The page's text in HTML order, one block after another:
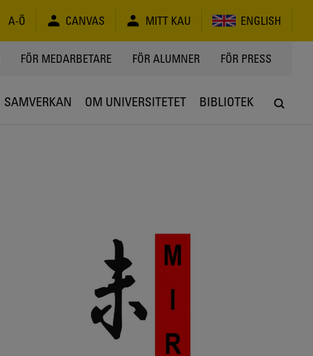
A-Ö CANVAS MITT KAU ENGLISH
FÖR MEDARBETARE FÖR ALUMNER FÖR PRESS
SAMVERKAN OM UNIVERSITETET BIBLIOTEK